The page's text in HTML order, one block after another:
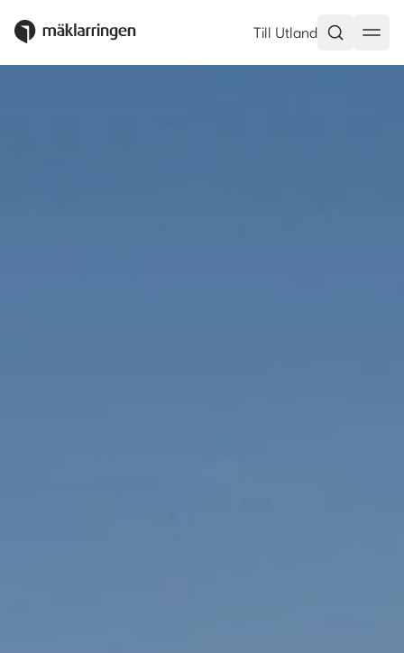
Till Utland